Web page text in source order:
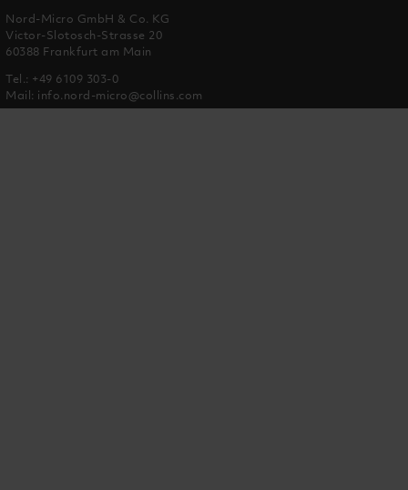
Nord-Micro GmbH & Co. KG
Victor-Slotosch-Strasse 20
60388 Frankfurt am Main
Tel.: +49 6109 303-0
Mail: info.nord-micro@collins.com